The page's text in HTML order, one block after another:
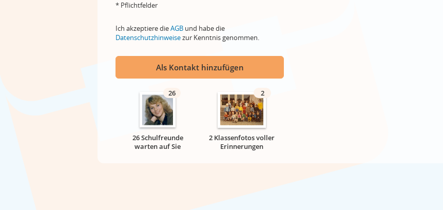
* Pflichtfelder
Ich akzeptiere dieAGB und habe die
Datenschutzhinweisezur Kenntnis genommen.
Als Kontakt hinzufügen
26
26 Schulfreunde
warten auf Sie
2
2 Klassenfotos voller
Erinnerungen